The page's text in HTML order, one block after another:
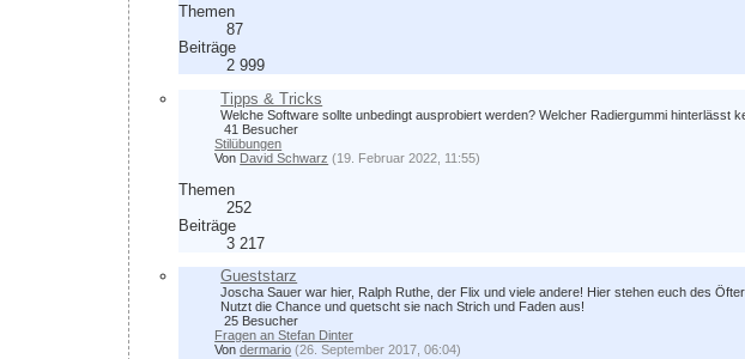
Themen
87
Beiträge
2 999
Tipps & Tricks
Welche Software sollte unbedingt ausprobiert werden? Welcher Radiergummi hinterlässt
41 Besucher
Stilübungen
Von David Schwarz (19. Februar 2022, 11:55)
Themen
252
Beiträge
3 217
Gueststarz
Joscha Sauer war hier, Ralph Ruthe, der Flix und viele andere! Hier stehen euch des
Nutzt die Chance und quetscht sie nach Strich und Faden aus!
25 Besucher
Fragen an Stefan Dinter
Vondermario (26. September 2017, 06:04)